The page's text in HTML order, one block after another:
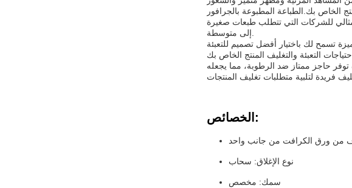
الخاص بك.الطباعة المطبوعة بالجرافور
مثالي للشركات التي تتطلب طبعات صغيرة
تسمح لك باختيار أفضل تصميم للتعبئة
توفر حاجز ممتاز ضد الرطوبة، مما يجعله
الخصائص:
من ورق الكرافت من جانب واحد
نوع الإغلاق: سحاب
سمك: مخصص